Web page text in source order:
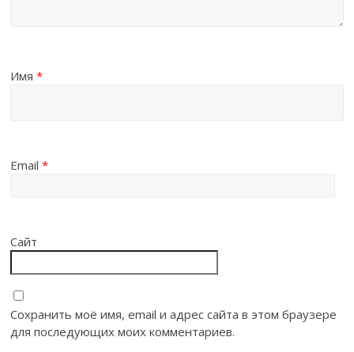
Имя*
Email*
Сайт
Сохранить моё имя, email и адрес сайта в этом браузере
для последующих моих комментариев.